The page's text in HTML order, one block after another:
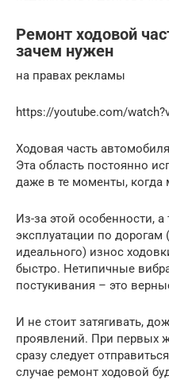
Ремонт ходовой
зачем нужен
на правах рекламы
https://youtube.com/
Ходовая часть
Эта область постоянно
даже в те моменты, когда
Из-за этой особенности,
эксплуатации по дорогам
идеального) износ
быстро. Нетипичные
постукивания – это
И не стоит затягивать,
проявлений. При первых
сразу следует
случае ремонт ходовой